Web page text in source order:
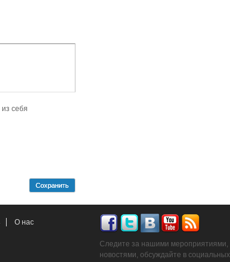
Следите за нашими мероприятиями,
новостями, обсуждайте в социальных
О нас